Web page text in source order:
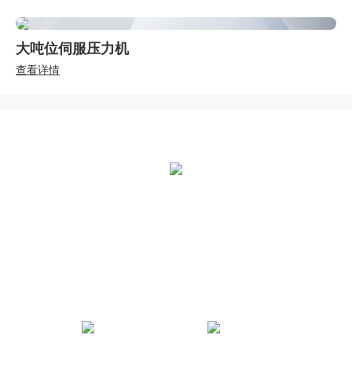
大吨位伺服压力机
查看详情